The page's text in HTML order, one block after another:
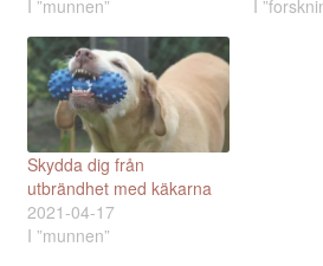
I ”munnen”
I
Skydda dig från
utbrändhet med käkarna
2021-04-17
I ”munnen”